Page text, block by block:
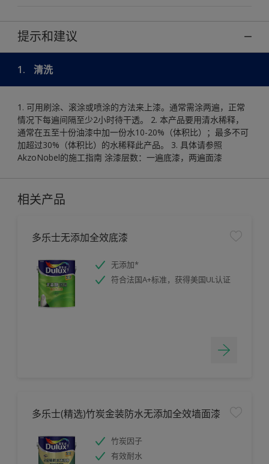
提示和建议
1. 清洗
1. 可用刷涂、滚涂或喷涂的方法来上漆。通常需涂两遍，正常
情况下每遍间隔至少2小时待干透。 2. 本产品要用清水稀释，
通常在五至十份油漆中加一份水10-20%（体积比）；最多不可
加超过30%（体积比）的水稀释此产品。 3. 具体请参照
AkzoNobel的施工指南 涂漆层数：一遍底漆，两遍面漆
相关产品
多乐士无添加全效底漆
无添加*
符合法国A+标准，获得美国UL认证
多乐士(精选)竹炭金装防水无添加全效墙面漆
竹炭因子
有效耐水